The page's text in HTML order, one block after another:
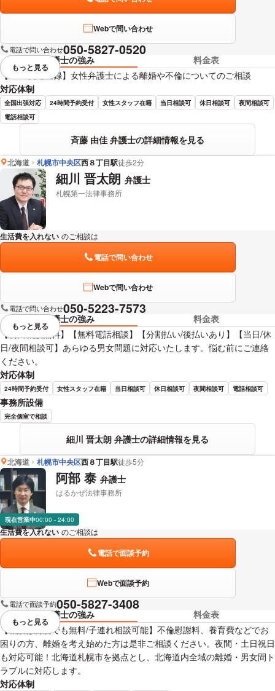
Webで問い合わせ
電話で問い合わせ050-5827-0520
弁護士の強み
料金表
【LINE友達登録】女性弁護士による離婚や不倫についてのご相談
対応体制
全国出張対応 24時間予約受付 女性スタッフ在籍 当日相談可 休日相談可
夜間相談可
電話相談可
斉藤 由佳 弁護士の詳細情報を見る
視覚的に省略されている要素を
もっと見る
北海道 札幌市中央区西８丁目駅徒歩2分
細川 晋太朗 弁護士
札幌第一法律事務所
生活費を入れない のご相談は
電話で問い合わせ
Webで問い合わせ
電話で問い合わせ050-5223-7573
弁護士の強み
料金表
【初回相談無料】【無料電話相談】【分割払い/後払いあり】【当日/休
日/夜間相談可】あらゆる男女問題に対応いたします。悩む前にご連絡
ください。
対応体制
24時間予約受付 女性スタッフ在籍 当日相談可 休日相談可 夜間相談可 電話相談可
事務所設備
完全個室で相談
細川 晋太朗 弁護士の詳細情報を見る
視覚的に省略されている要素を
もっと見る
北海道 札幌市中央区西８丁目駅徒歩5分
阿部 泰 弁護士
はるかぜ法律事務所
現在営業中00:00 - 24:00
生活費を入れない のご相談は
電話で面談予約
Webで面談予約
電話で面談予約050-5827-3408
弁護士の強み
料金表
【相談は何度でも無料/子連れ相談可能】不倫慰謝料、養育費などでお
困りの方、離婚を考え始めた方は是非ご相談ください。夜間・土日祝日
も対応可能！北海道札幌市を拠点とし、北海道内全域の離婚・男女間ト
ラブルに対応します。
対応体制
視覚的に省略されている要素を
もっと見る